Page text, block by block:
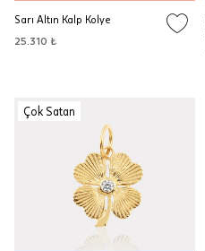
Sarı Altın Kalp Kolye
25.310 ₺
Çok Satan